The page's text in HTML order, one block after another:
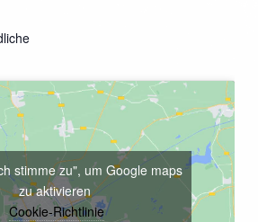
stimme zu", um Google maps
zu aktivieren
Cookie-Richtlinie